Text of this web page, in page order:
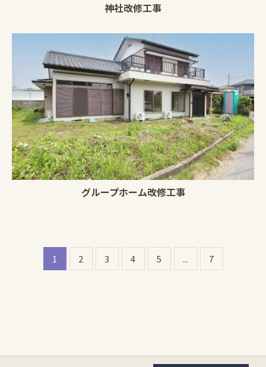
神社改修工事
グループホーム改修工事
1 2 3 4 5 ... 7